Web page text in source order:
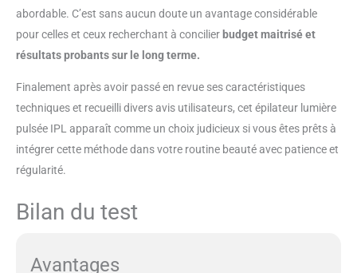
abordable. C’est sans aucun doute un avantage considérable
pour celles et ceux recherchant à concilier budget maitrisé et
résultats probants sur le long terme.
Finalement après avoir passé en revue ses caractéristiques
techniques et recueilli divers avis utilisateurs, cet épilateur lumière
pulsée IPL apparaît comme un choix judicieux si vous êtes prêts à
intégrer cette méthode dans votre routine beauté avec patience et
régularité.
Bilan du test
Avantages